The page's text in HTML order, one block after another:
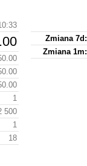
1
500
1
18
Zmiana 7d:
Zmiana 1m: